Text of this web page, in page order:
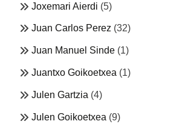
Joxemari Aierdi (5)
Juan Carlos Perez (32)
Juan Manuel Sinde (1)
Juantxo Goikoetxea (1)
Julen Gartzia (4)
Julen Goikoetxea (9)